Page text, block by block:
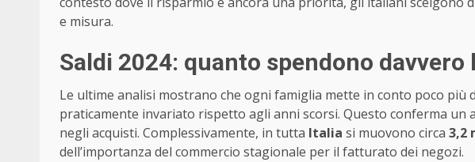
e misura.
Saldi 2024: quanto spendono
Le ultime analisi mostrano che ogni famiglia mette in conto poco più
praticamente invariato rispetto agli anni scorsi. Questo conferma
negli acquisti. Complessivamente, in tutta Italia si muovono circa 3,2
dell’importanza del commercio stagionale per il fatturato dei negozi.